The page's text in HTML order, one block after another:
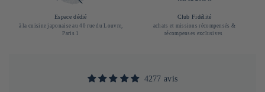
Espace dédié
à la cuisine japonaise au 40 rue du Louvre,
Paris 1
Club Fidélité
achats et missions récompensés &
récompenses exclusives
4277 avis